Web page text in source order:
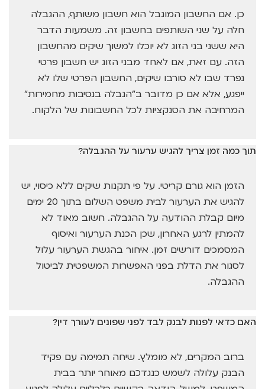
כן. אם החשבון המוגבל הוא חשבון משותף, ההגבלה
חלה על שני השותפים בחשבון זה. משמעות הדבר
היא ששני בני הזוג לא יוכלו למשוך שיקים מהחשבון
הזה. עם זאת, אם לאחד מבני הזוג יש חשבון פרטי
נפרד שבו לא סורבו שיקים, החשבון הפרטי שלו לא
ייפגע, אלא אם כן מדובר ב"הגבלה בנסיבות מחמירות"
המרחיבה את הסנקציות לכל החשבונות של הלקוח.
תוך כמה זמן צריך להגיש ערעור על ההגבלה?
הזמן הוא גורם קריטי. על פי תקנות שיקים ללא כיסוי, יש
להגיש את הערעור לבית משפט השלום בתוך 20 ימים
מיום קבלת ההודעה על ההגבלה. חשוב מאוד לא
להמתין לרגע האחרון, שכן הכנת הערעור ואיסוף
המסמכים דורשים זמן. איחור בהגשת הערעור עלול
לסגור את הדלת בפני האפשרות המשפטית לביטול
ההגבלה.
האם כדאי לפנות לבנק לבד לפני שפונים לעורך דין?
ברוב המקרים, לא מומלץ. שיחה תמימה עם פקיד
הבנק עלולה לשמש כנגדכם מאוחר יותר בבית